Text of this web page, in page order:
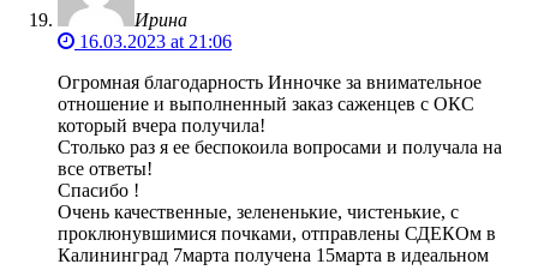
Ирина
16.03.2023 at 21:06
Огромная благодарность Инночке за внимательное
отношение и выполненный заказ саженцев с ОКС
который вчера получила!
Столько раз я ее беспокоила вопросами и получала на
все ответы!
Спасибо !
Очень качественные, зелененькие, чистенькие, с
проклюнувшимися почками, отправлены СДЕКОм в
Калининград 7марта получена 15марта в идеальном